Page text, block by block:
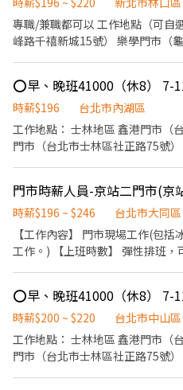
快速上工！ 立即加入官方賴
領現金 🔥！
專職/兼職都可以 工作地點（可自選） 龜山區 千禧門市（龜山
峰路千禧新城15號） 樂學門市（
山區樂善二路650號） 林口區 亞昕門市（林口區仁愛二路58號） 華
峰門市（林口區文化三路一段617巷51號） 工作內容
門市裡提供商品介紹及銷售服務
建議給顧客。 3．負責擺設商品
時薪$196
台北市內湖區
工作地點： 士林地區 鑫港門市（
門市（台北市士林區社正路75號） 內湖地區 金雲門市（台北市內湖
街62號） 中山地區（大直） 大永門市（台北市中山區明水路581巷
15號） 另有專職人員職缺 早、晚班41000-42000（休8天） 夜班
43000-45000（休8天）
時薪$196 ~ $246
台北市大同區
【工作內容】 門市現場工作(包
工作。) 【上班時數】 彈性排班，可配合學生課後時段需求 1.每週
學習訓練，來創造顧客無與倫比
課程/實作課程訓練) 2.晉升訓練(時薪娛
我們會依公司的經營成果，規劃
保險制度：勞保、健保、團保(意
時薪$200 ~ $220
台北市中山區
工作地點： 士林地區 鑫港門市（
門市（台北市士林區社正路75號） 內湖地區 金雲門市（台北市內湖